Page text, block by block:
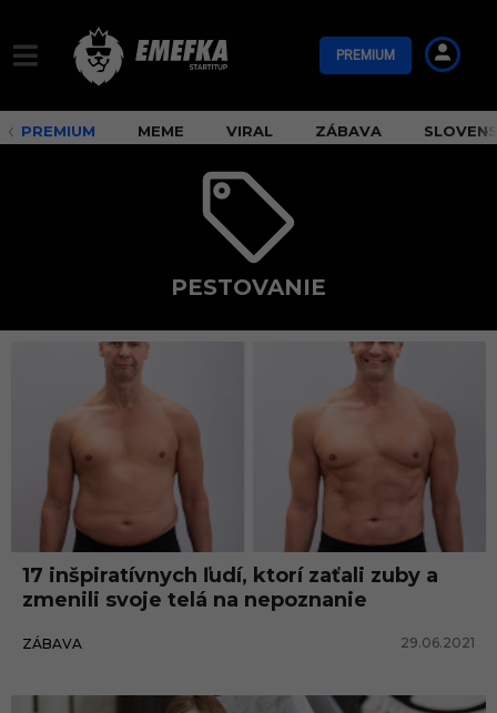
PREMIUM
PREMIUM MEME VIRAL ZÁBAVA
PESTOVANIE
a
n
e
17 inšpiratívnych ľudí, ktorí zaťali zuby a
zmenili svoje telá na nepoznanie
ZÁBAVA 29.06.2021